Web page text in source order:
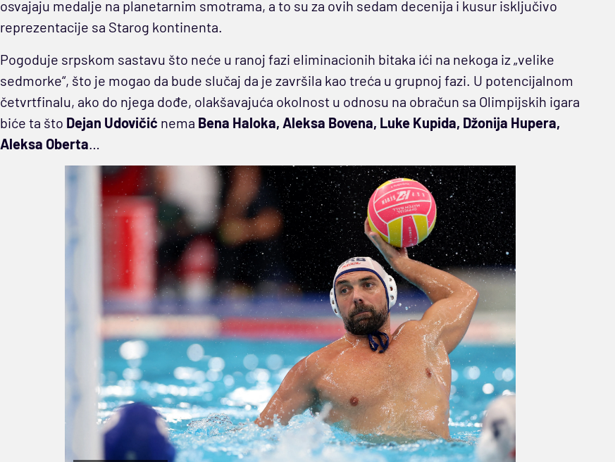
osvajaju medalje na planetarnim smotrama, a to su za ovih sedam decenija i kusur isključivo
reprezentacije sa Starog kontinenta.
Pogoduje srpskom sastavu što neće u ranoj fazi eliminacionih bitaka ići na nekoga iz „velike
sedmorke“, što je mogao da bude slučaj da je završila kao treća u grupnoj fazi. U potencijalnom
četvrtfinalu, ako do njega dođe, olakšavajuća okolnost u odnosu na obračun sa Olimpijskih igara
biće ta što Dejan Udovičić nema Bena Haloka, Aleksa Bovena, Luke Kupida, Džonija Hupera,
Aleksa Oberta…